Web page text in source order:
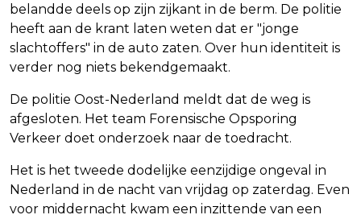
belandde deels op zijn zijkant in de berm. De politie
heeft aan de krant laten weten dat er "jonge
slachtoffers" in de auto zaten. Over hun identiteit is
verder nog niets bekendgemaakt.
De politie Oost-Nederland meldt dat de weg is
afgesloten. Het team Forensische Opsporing
Verkeer doet onderzoek naar de toedracht.
Het is het tweede dodelijke eenzijdige ongeval in
Nederland in de nacht van vrijdag op zaterdag. Even
voor middernacht kwam een inzittende van een